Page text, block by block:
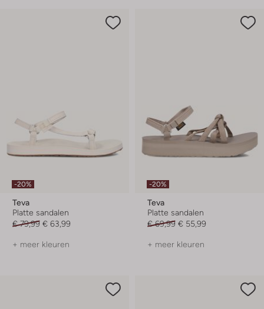
-20%
Teva
Platte sandalen
€ 79,99 € 63,99
+ meer kleuren
-20%
Teva
Platte sandalen
€ 69,99 € 55,99
+ meer kleuren